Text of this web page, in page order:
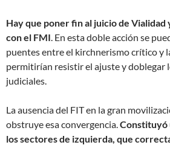
Hay que poner fin al juicio de Vialidad
con el FMI. En esta doble acción se
puentes entre el kirchnerismo crítico y
permitirían resistir el ajuste y doblegar
judiciales.
La ausencia del FIT en la gran
obstruye esa convergencia.Constituyó
los sectores de izquierda, que